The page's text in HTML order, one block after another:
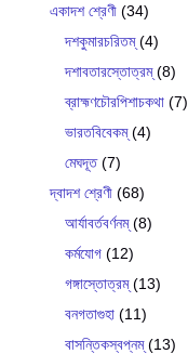
একাদশ শ্রেণী (34)
দশকুমারচরিতম্(4)
দশাবতারস্তোত্রম্(8)
ব্রাহ্মণচৌরপিশাচকথা (7)
ভারতবিবেকম্(4)
মেঘদূত(7)
দ্বাদশ শ্রেণী (68)
আর্যাবর্তবর্ণনম্(8)
কর্মযোগ (12)
গঙ্গাস্তোত্রম্(13)
বনগতাগুহা (11)
বাসন্তিকস্বপ্নম্(13)